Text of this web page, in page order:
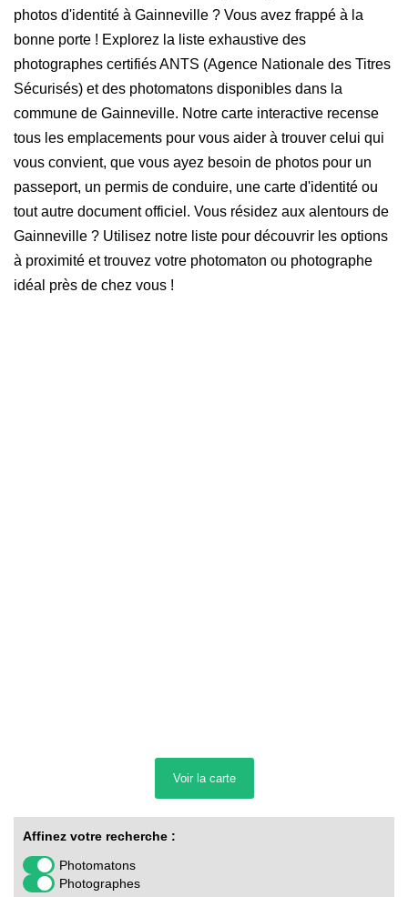
photos d'identité à Gainneville ? Vous avez frappé à la
bonne porte ! Explorez la liste exhaustive des
photographes certifiés ANTS (Agence Nationale des Titres
Sécurisés) et des photomatons disponibles dans la
commune de Gainneville. Notre carte interactive recense
tous les emplacements pour vous aider à trouver celui qui
vous convient, que vous ayez besoin de photos pour un
passeport, un permis de conduire, une carte d'identité ou
tout autre document officiel. Vous résidez aux alentours de
Gainneville ? Utilisez notre liste pour découvrir les options
à proximité et trouvez votre photomaton ou photographe
idéal près de chez vous !
Voir la carte
Affinez votre recherche :
Photomatons
Photographes